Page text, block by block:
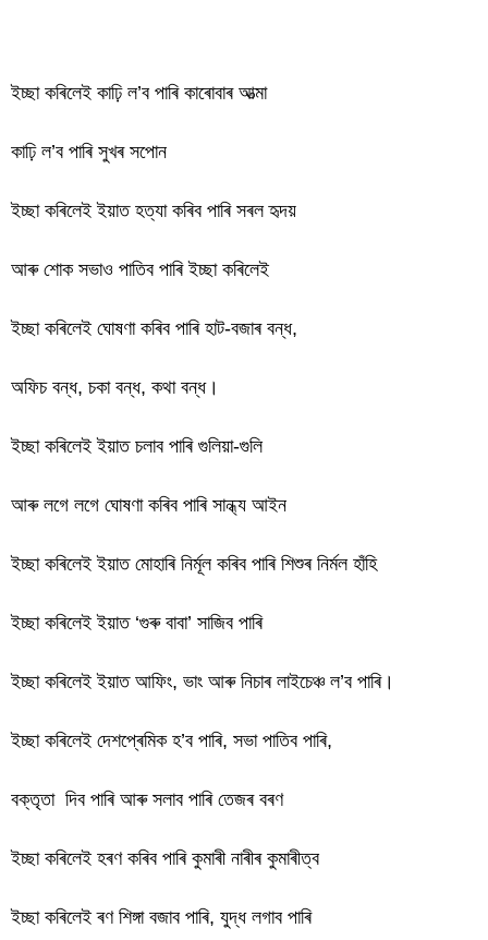
ইচ্ছা কৰিলেই কাঢ়ি ল’ব পাৰি কাৰোবাৰ আত্মা
কাঢ়ি ল’ব পাৰি সুখৰ সপোন
ইচ্ছা কৰিলেই ইয়াত হত্যা কৰিব পাৰি সৰল হৃদয়
আৰু শোক সভাও পাতিব পাৰি ইচ্ছা কৰিলেই
ইচ্ছা কৰিলেই ঘোষণা কৰিব পাৰি হাট-বজাৰ বন্ধ,
অফিচ বন্ধ, চকা বন্ধ, কথা বন্ধ।
ইচ্ছা কৰিলেই ইয়াত চলাব পাৰি গুলিয়া-গুলি
আৰু লগে লগে ঘোষণা কৰিব পাৰি সান্ধ্য আইন
ইচ্ছা কৰিলেই ইয়াত মোহাৰি নিৰ্মূল কৰিব পাৰি শিশুৰ নিৰ্মল হাঁহি
ইচ্ছা কৰিলেই ইয়াত ‘গুৰু বাবা’ সাজিব পাৰি
ইচ্ছা কৰিলেই ইয়াত আফিং, ভাং আৰু নিচাৰ লাইচেঞ্চ ল’ব পাৰি।
ইচ্ছা কৰিলেই দেশপ্ৰেমিক হ’ব পাৰি, সভা পাতিব পাৰি,
বক্তৃতা দিব পাৰি আৰু সলাব পাৰি তেজৰ বৰণ
ইচ্ছা কৰিলেই হৰণ কৰিব পাৰি কুমাৰী নাৰীৰ কুমাৰীত্ব
ইচ্ছা কৰিলেই ৰণ শিঙ্গা বজাব পাৰি, যুদ্ধ লগাব পাৰি